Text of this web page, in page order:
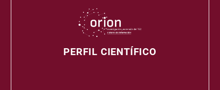
PERFIL CIENTÍFICO